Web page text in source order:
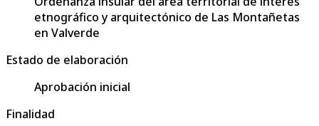
etnográfico y arquitectónico de Las Montañetas
en Valverde
Estado de elaboración
Aprobación inicial
Finalidad